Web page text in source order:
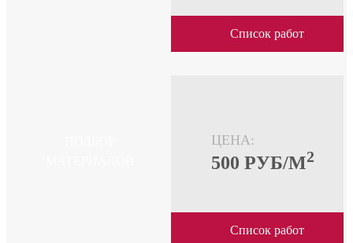
Список работ
ЦЕНА:
500 PУБ/М2
Список работ